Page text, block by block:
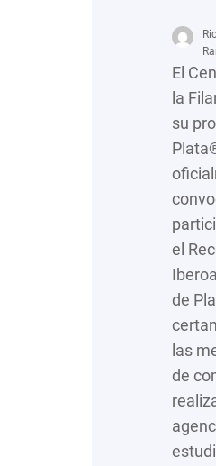
El
la
su
el
de
las
de